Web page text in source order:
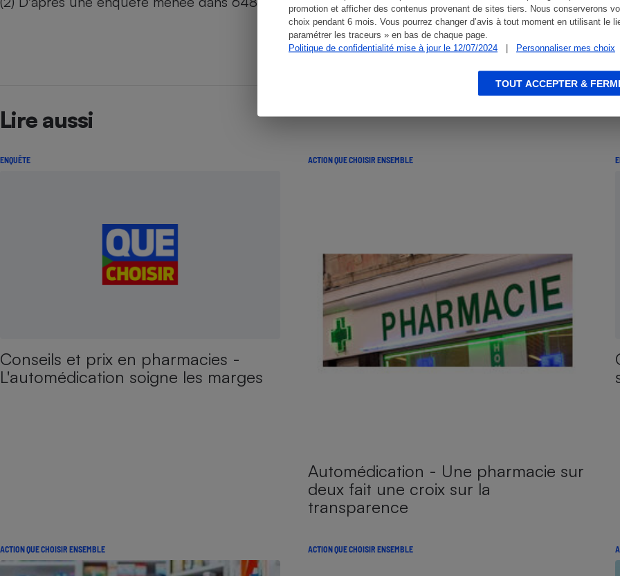
promotion et afficher des contenus provenant de sites tiers. Nous conserverons
choix pendant 6 mois. Vous pourrez changer d’avis à tout moment en utilisant le
paramétrer les traceurs » en bas de chaque page.
Politique de confidentialité mise à jour le 12/07/2024
| Personnaliser mes choix
TOUT ACCEPTER &
Lire aussi
ENQUÊTE
Conseils et prix en pharmacies -
L'automédication soigne les marges
ACTION QUE CHOISIR ENSEMBLE
Automédication - Une pharmacie sur
deux fait une croix sur la
transparence
ACTION QUE CHOISIR ENSEMBLE ACTION QUE CHOISIR ENSEMBLE